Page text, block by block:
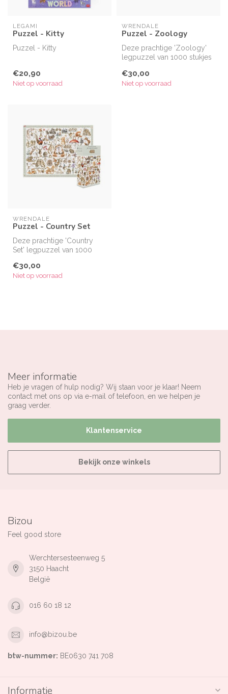
LEGAMI
Puzzel - Kitty
Puzzel - Kitty
€20,90
Niet op voorraad
WRENDALE
Puzzel - Zoology
Deze prachtige 'Zoology'
legpuzzel van 1000 stukjes
voo...
€30,00
Niet op voorraad
WRENDALE
Puzzel - Country Set
Deze prachtige 'Country
Set' legpuzzel van 1000
geschenk...
€30,00
Niet op voorraad
Meer informatie
Heb je vragen of hulp nodig? Wij staan voor je klaar! Neem
contact met ons op via e-mail of telefoon, en we helpen je
graag verder.
Klantenservice
Bekijk onze winkels
Bizou
Feel good store
Werchtersesteenweg 5
3150 Haacht
België
016 60 18 12
info@bizou.be
btw-nummer: BE0630 741 708
Informatie